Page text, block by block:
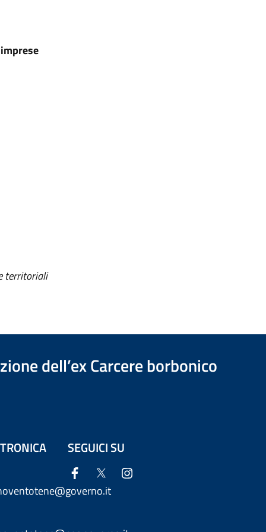
territoriali
dell’ex Carcere borbonico
SEGUICI SU